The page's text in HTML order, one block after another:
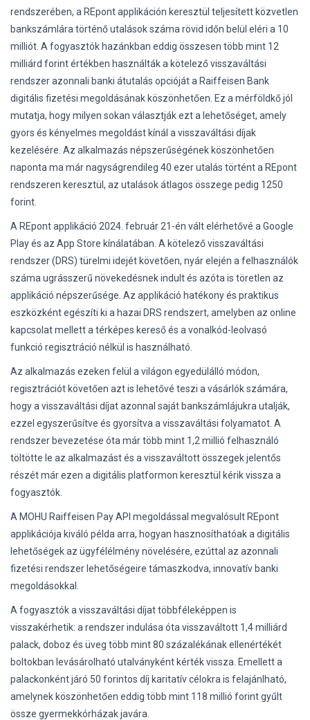
rendszerében, a REpont applikáción keresztül teljesített közvetlen
bankszámlára történő utalások száma rövid időn belül eléri a 10
milliót. A fogyasztók hazánkban eddig összesen több mint 12
milliárd forint értékben használták a kötelező visszaváltási
rendszer azonnali banki átutalás opcióját a Raiffeisen Bank
digitális fizetési megoldásának köszönhetően. Ez a mérföldkő jól
mutatja, hogy milyen sokan választják ezt a lehetőséget, amely
gyors és kényelmes megoldást kínál a visszaváltási díjak
kezelésére. Az alkalmazás népszerűségének köszönhetően
naponta ma már nagyságrendileg 40 ezer utalás történt a REpont
rendszeren keresztül, az utalások átlagos összege pedig 1250
forint.
A REpont applikáció 2024. február 21-én vált elérhetővé a Google
Play és az App Store kínálatában. A kötelező visszaváltási
rendszer (DRS) türelmi idejét követően, nyár elején a felhasználók
száma ugrásszerű növekedésnek indult és azóta is töretlen az
applikáció népszerűsége. Az applikáció hatékony és praktikus
eszközként egészíti ki a hazai DRS rendszert, amelyben az online
kapcsolat mellett a térképes kereső és a vonalkód-leolvasó
funkció regisztráció nélkül is használható.
Az alkalmazás ezeken felül a világon egyedülálló módon,
regisztrációt követően azt is lehetővé teszi a vásárlók számára,
hogy a visszaváltási díjat azonnal saját bankszámlájukra utalják,
ezzel egyszerűsítve és gyorsítva a visszaváltási folyamatot. A
rendszer bevezetése óta már több mint 1,2 millió felhasználó
töltötte le az alkalmazást és a visszaváltott összegek jelentős
részét már ezen a digitális platformon keresztül kérik vissza a
fogyasztók.
A MOHU Raiffeisen Pay API megoldással megvalósult REpont
applikációja kiváló példa arra, hogyan hasznosíthatóak a digitális
lehetőségek az ügyfélélmény növelésére, ezúttal az azonnali
fizetési rendszer lehetőségeire támaszkodva, innovatív banki
megoldásokkal.
A fogyasztók a visszaváltási díjat többféleképpen is
visszakérhetik: a rendszer indulása óta visszaváltott 1,4 milliárd
palack, doboz és üveg több mint 80 százalékának ellenértékét
boltokban levásárolható utalványként kérték vissza. Emellett a
palackonként járó 50 forintos díj karitatív célokra is felajánlható,
amelynek köszönhetően eddig több mint 118 millió forint gyűlt
össze gyermekkórházak javára.